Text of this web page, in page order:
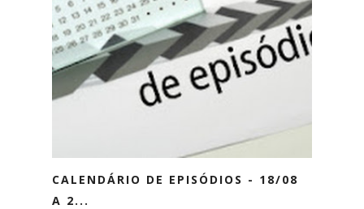
CALENDÁRIO DE EPISÓDIOS - 18/08
A 2...